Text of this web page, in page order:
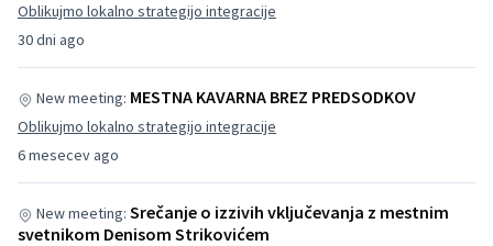
30 dni ago
Oblikujmo lokalno strategijo integracije
6 mesecev ago
New meeting: MESTNA KAVARNA BREZ PREDSODKOV
Oblikujmo lokalno strategijo integracije
New meeting: Srečanje o izzivih vključevanja z mestnim
svetnikom Denisom Strikovićem